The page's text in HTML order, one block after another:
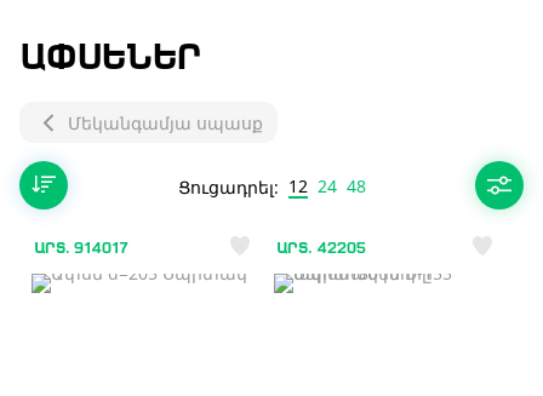
ԱՓՍԵՆԵՐ
Մեկանգամյա սպասք
Ցուցադրել: 12 24 48
ԱՐՏ. 914017 ԱՐՏ. 42205